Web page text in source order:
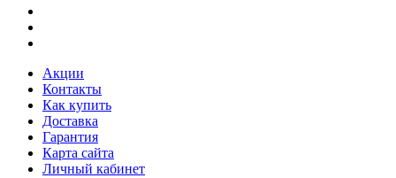
Акции
Контакты
Как купить
Доставка
Гарантия
Карта сайта
Личный кабинет